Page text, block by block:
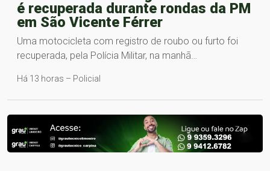
é recuperada durante rondas da PM
em São Vicente Férrer
Uma motocicleta com registro de roubo ou furto foi
recuperada, pela Polícia Militar, na manhã…
Há 13 horas – Policial